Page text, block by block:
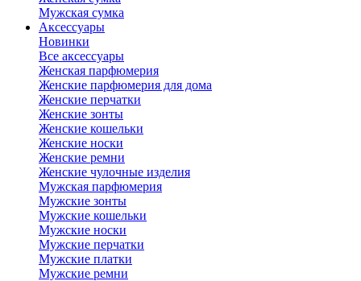
Мужская сумка
Аксессуары
Новинки
Все аксессуары
Женская парфюмерия
Женские парфюмерия для дома
Женские перчатки
Женские зонты
Женские кошельки
Женские носки
Женские ремни
Женские чулочные изделия
Мужская парфюмерия
Мужские зонты
Мужские кошельки
Мужские носки
Мужские перчатки
Мужские платки
Мужские ремни